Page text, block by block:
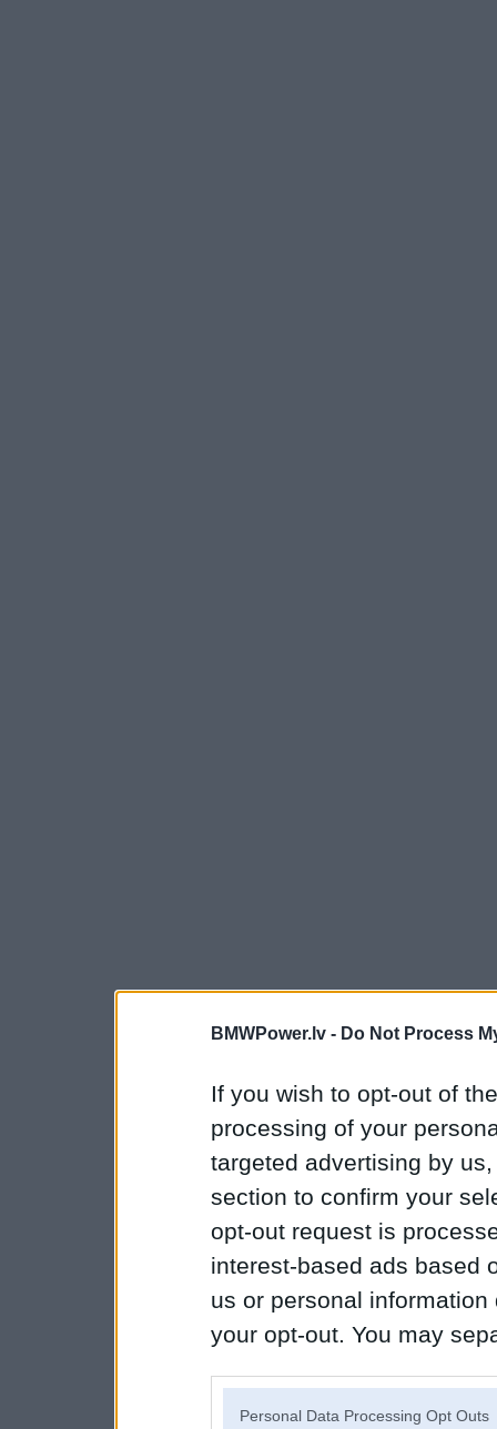
BMWPower.lv - Do Not Process
If you wish to opt-out of
processing of your
targeted advertising by
section to confirm your
opt-out request is
interest-based ads based
us or personal
your opt-out. You may
Personal Data Processing Opt Outs